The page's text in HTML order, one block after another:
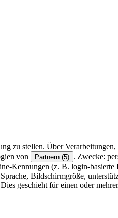
zu stellen. Über Verarbeitungen,
von Partnern (5) . Zwecke:
Kennungen (z. B. login-basierte
Bildschirmgröße,
geschieht für einen oder